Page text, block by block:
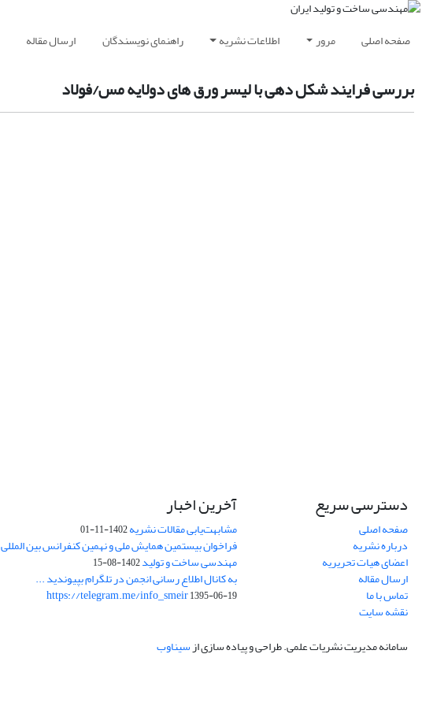
صفحه اصلی مرور اطلاعات نشریه راهنمای نویسندگان ارسال مقاله
بررسی فرایند شکل دهی با لیسر ورق های دولایه مس/فولاد
دسترسی سریع
صفحه اصلی
درباره نشریه
اعضای هیات تحریریه
ارسال مقاله
تماس با ما
نقشه سایت
آخرین اخبار
مشابهت‌یابی مقالات نشریه1402-11-01
فراخوان بیستمین همایش ملی و نهمین کنفرانس بین المللی
مهندسی ساخت و تولید1402-08-15
به کانال اطلاع رسانی انجمن در تلگرام بپیوندید ...
https://telegram.me/info_smeir1395-06-19
سامانه مدیریت نشریات علمی.طراحی و پیاده سازی ازسیناوب